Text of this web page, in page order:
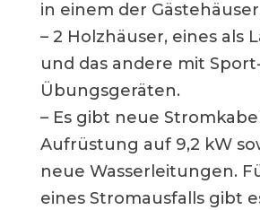
in einem der
– 2 Holzhäuser, eines als
und das andere mit
Übungsgeräten.
– Es gibt neue
Aufrüstung auf 9,2 kW
neue Wasserleitungen.
eines Stromausfalls gibt